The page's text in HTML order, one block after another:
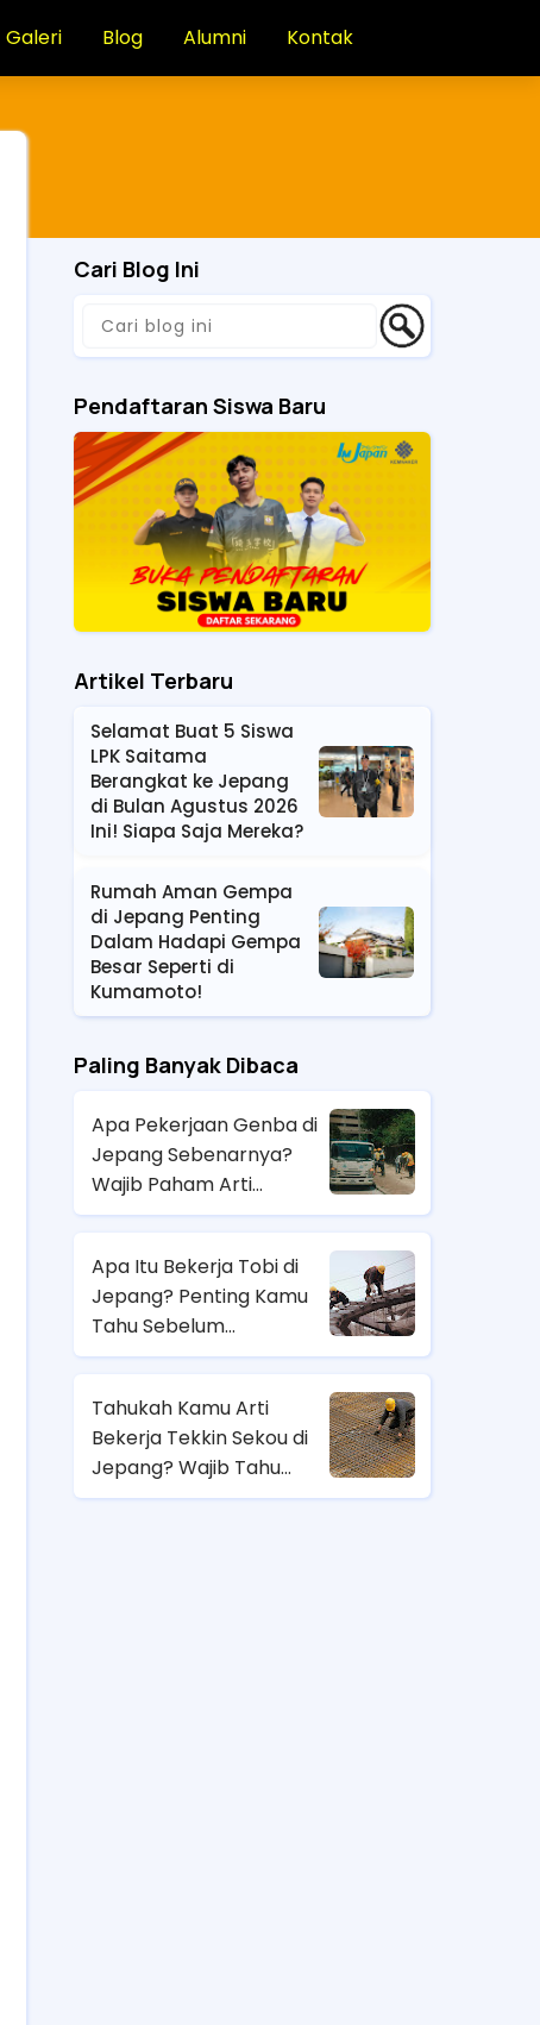
Galeri Blog Alumni Kontak
Cari Blog Ini
Pendaftaran Siswa Baru
Artikel Terbaru
Selamat Buat 5 Siswa
LPK Saitama
Berangkat ke Jepang
di Bulan Agustus 2026
Ini! Siapa Saja Mereka?
Rumah Aman Gempa
di Jepang Penting
Dalam Hadapi Gempa
Besar Seperti di
Kumamoto!
Paling Banyak Dibaca
Apa Pekerjaan Genba di
Jepang Sebenarnya?
Wajib Paham Arti
Pekerjaannya Sebelum
Apa Itu Bekerja Tobi di
Jepang? Penting Kamu
Tahu Sebelum
Berangkat Magang Kerja
Tahukah Kamu Arti
Bekerja Tekkin Sekou di
Jepang? Wajib Tahu
Sebelum Pilih Job